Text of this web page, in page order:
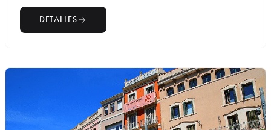
DETALLES